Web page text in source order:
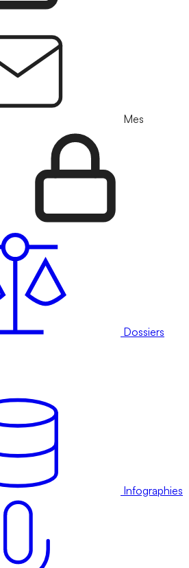
Mes
Dossiers
Infographies